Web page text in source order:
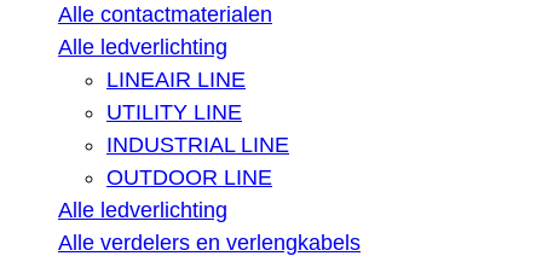
Alle contactmaterialen
Alle ledverlichting
LINEAIR LINE
UTILITY LINE
INDUSTRIAL LINE
OUTDOOR LINE
Alle ledverlichting
Alle verdelers en verlengkabels